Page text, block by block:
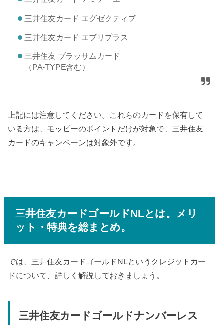
三井住友カード エグゼクティブ
三井住友カード エブリプラス
三井住友 ブラッサムカード
（PA-TYPE含む）
上記には注意してください。これらのカードを保有して
いる方は、モッピーのポイントだけが対象で、三井住友
カードのキャンペーンは対象外です。
三井住友カードゴールドNLとは。メリ
ット・特典を総まとめ。
では、三井住友カードゴールドNLというクレジットカー
ドについて、詳しく解説しておきましょう。
三井住友カードゴールドナンバーレス